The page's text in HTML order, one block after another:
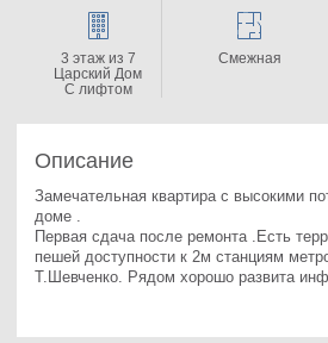
Описание
Замечательная квартира с высокими
доме .
Первая сдача после ремонта .Есть
Т.Шевченко. Рядом хорошо развита
3 этаж из 7
Царский Дом
С лифтом
Смежная